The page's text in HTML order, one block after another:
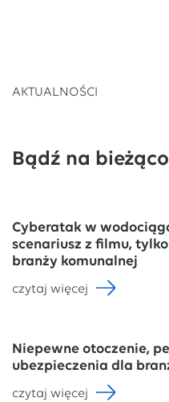
AKTUALNOŚCI
Bądź na
Cyberatak w
scenariusz z filmu,
branży komunalnej
czytaj więcej
Niepewne otoczenie,
ubezpieczenia dla
czytaj więcej